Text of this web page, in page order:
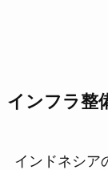
インフラ整
インドネシア